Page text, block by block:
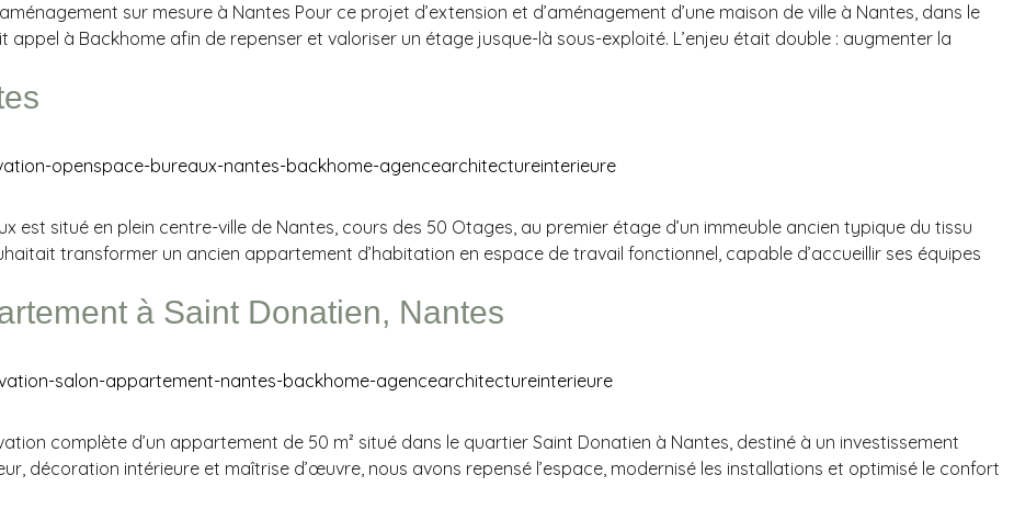
sur mesure à Nantes Pour ce projet d’extension et d’aménagement d’une maison de ville à Nantes, dans le
à Backhome afin de repenser et valoriser un étage jusque-là sous-exploité. L’enjeu était double : augmenter la
est situé en plein centre-ville de Nantes, cours des 50 Otages, au premier étage d’un immeuble ancien typique du tissu
transformer un ancien appartement d’habitation en espace de travail fonctionnel, capable d’accueillir ses équipes
à Saint Donatien, Nantes
complète d’un appartement de 50 m² situé dans le quartier Saint Donatien à Nantes, destiné à un investissement
décoration intérieure et maîtrise d’œuvre, nous avons repensé l’espace, modernisé les installations et optimisé le confort